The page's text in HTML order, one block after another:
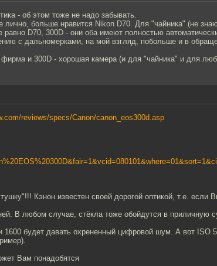
- об этом тоже не надо забывать.
лично, больше нравится Nikon D70. Для "чайника" (не
равно D70, 300D - они оба имеют полностью
с дальномерками, на мой взгляд, побольше и в
и 300D - хорошая камера (и для "чайника" и для
reviews/specs/Canon/canon_eos300d.asp
Кэнон известен своей дорогой оптикой, т.е. если
ней. В любом случае, стёкла тоже обойдутся в приличную
будет давать охрененный цифровой шум. А вот ISO
Вам понадобятся